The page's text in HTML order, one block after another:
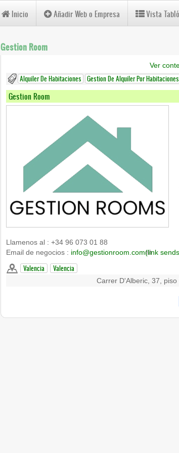
Inicio Añadir Web o Empresa Vista
Gestion Room
Ver
Alquiler De Habitaciones Gestion De Alquiler Por Habitaciones ..
Gestion Room
Llamenos al : +34 96 073 01 88
Email de negocios : info@gestionroom.com(link
Valencia Valencia
Carrer D'Alberic, 37, piso